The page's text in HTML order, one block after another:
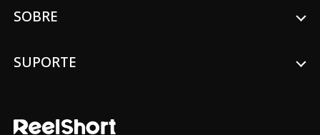
SOBRE
SUPORTE